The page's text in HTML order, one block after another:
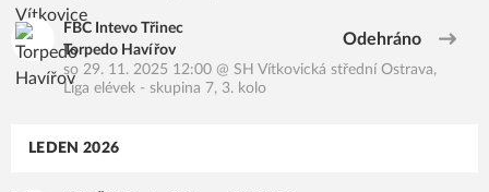
FBC Intevo Třinec
Torpedo Havířov
Odehráno
so 29. 11. 2025 12:00 @ SH Vítkovická střední Ostrava,
Liga elévek - skupina 7, 3. kolo
LEDEN 2026